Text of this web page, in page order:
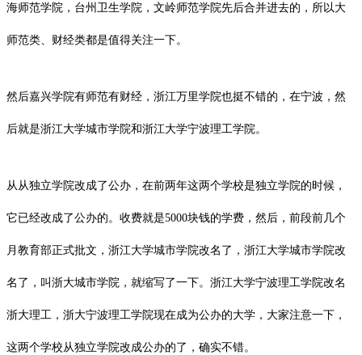
海师范学院，台州卫生学院，文岭师范学院先后合并进去的，所以大
师范类、财经类都是值得关注一下。
然后嘉兴学院有师范有财经， 浙江万里学院也挺不错的，在宁波，然
后就是浙江大学城市学院和浙江大学宁波理工学院 。
从从独立学院改成了公办，在前两年这两个学校是独立学院的时候，
它已经改成了公办的。收费就是5000块钱的学费，然后，前段前几个
月教育部正式批文，浙江大学城市学院改名了，浙江大学城市学院改
名了，叫 浙大城市学院 ，就缩写了一下。浙江大学宁波理工学院改名
浙大理工， 浙大宁波理工学院现在成为公办的大学，大家注意一下，
这两个学校从独立学院改成公办的了，确实不错。